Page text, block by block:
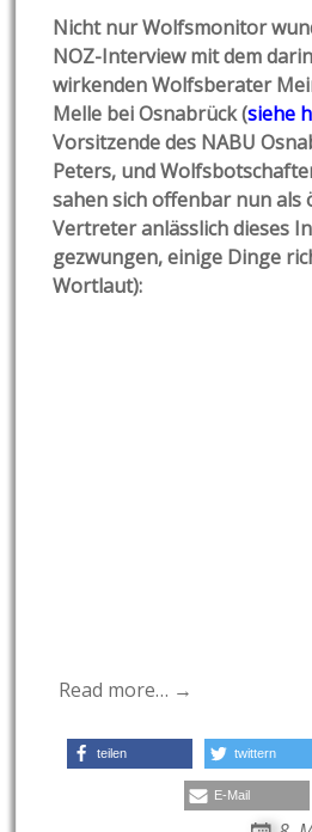
Nicht nur Wolfsmonitor
NOZ-Interview mit dem
wirkenden Wolfsberater
Melle bei Osnabrück (siehe
Vorsitzende des NABU
Peters, und
sahen sich offenbar nun als
Vertreter anlässlich dieses
gezwungen, einige Dinge
Wortlaut):
Read more… →
teilen twittern
E-Mail